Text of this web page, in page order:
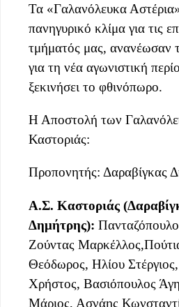
Τα «Γαλανόλευκα
πανηγυρικό κλίμα για τις
τμήματός μας, ανανέωσαν
για τη νέα αγωνιστική
ξεκινήσει το φθινόπωρο.
Η Αποστολή των
Καστοριάς:
Προπονητής: Δαραβίγκας
Α.Σ. Καστοριάς
Δημήτρης):
Ζούντας
Θεόδωρος, Ηλίου
Χρήστος, Βασιόπουλος
Μάριος, Ασνάης